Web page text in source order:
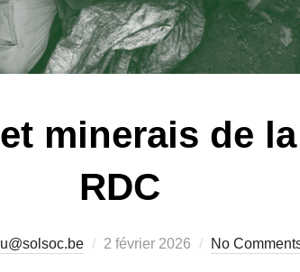
minerais de
RDC
Posted
2 février 2026 No